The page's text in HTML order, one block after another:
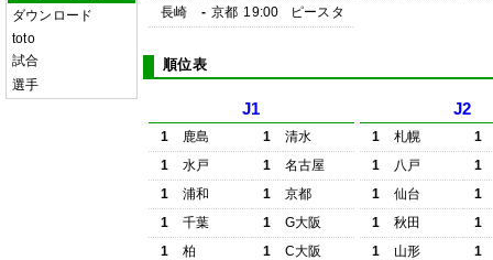
ダウンロード
toto
試合
選手
長崎
- 京都 19:00 ピースタ
順位表
J1
1 鹿島 1
清水
1
水戸 1
名古屋
1
浦和 1
京都
1
千葉 1
G大阪
1
柏 1
C大阪
J2
1 札幌
1
1
八戸
1
1
仙台
1
1
秋田
1
1
山形
1